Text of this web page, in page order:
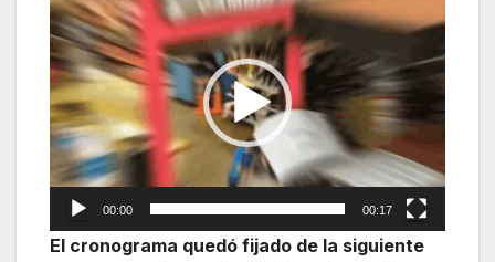
de
vídeo
00:00 00:17
El cronograma quedó fijado de la siguiente